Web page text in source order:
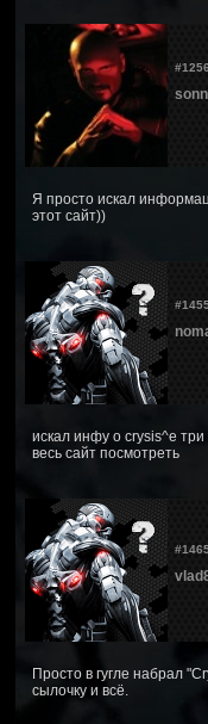
Я просто искал
этот сайт))
искал инфу о crysis^е
весь сайт посмотреть
Просто в гугле набрал
сылочку и всё.